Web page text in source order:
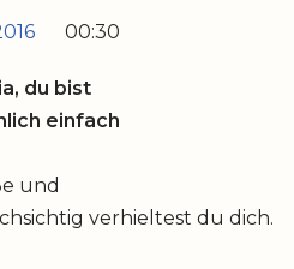
00:30
du bist
einfach
und
verhieltest du dich.